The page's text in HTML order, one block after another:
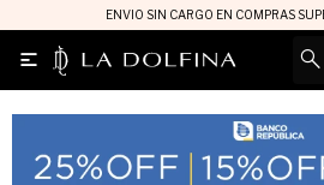
ENVIO SIN CARGO EN COMPRAS
